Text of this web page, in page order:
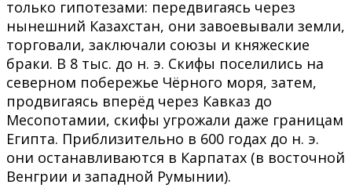
только гипотезами: передвигаясь через
нынешний Казахстан, они завоевывали земли,
торговали, заключали союзы и княжеские
браки. В 8 тыс. до н. э. Скифы поселились на
северном побережье Чёрного моря, затем,
продвигаясь вперёд через Кавказ до
Месопотамии, скифы угрожали даже границам
Египта. Приблизительно в 600 годах до н. э.
они останавливаются в Карпатах (в восточной
Венгрии и западной Румынии).